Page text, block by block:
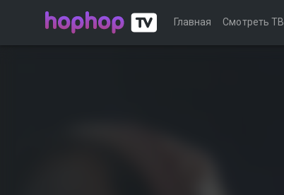
Главная Смотреть ТВ